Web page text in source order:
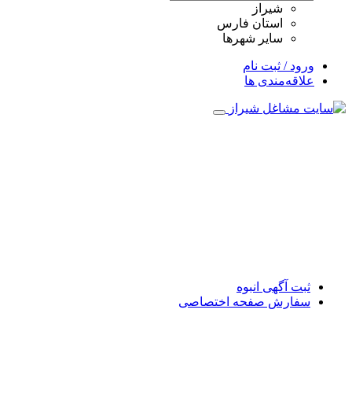
شیراز
استان فارس
سایر شهرها
ورود / ثبت نام
علاقه‌مندی ها
ثبت آگهی انبوه
سفارش صفحه اختصاصی